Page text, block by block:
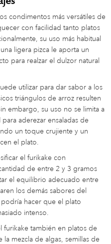
condimentos más versátiles de
con facilidad tanto platos
su uso más habitual
ligera pizca le aporta un
para realzar el dulzor natural
utilizar para dar sabor a los
triángulos de arroz resulten
embargo, su uso no se limita a
aderezar ensaladas de
un toque crujiente y un
el plato.
el furikake con
de entre 2 y 3 gramos
el equilibrio adecuado entre
los demás sabores del
hacer que el plato
intenso.
furikake también en platos de
mezcla de algas, semillas de